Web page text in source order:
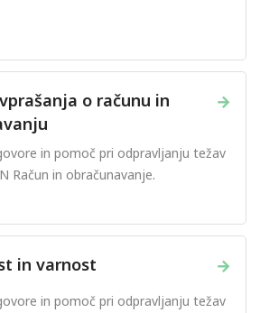
→
o računu in
in pomoč pri odpravljanju težav
Račun in obračunavanje.
→
in varnost
in pomoč pri odpravljanju težav